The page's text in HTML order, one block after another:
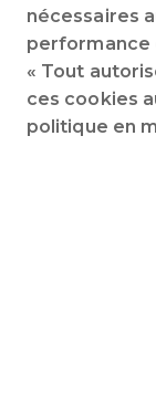
(minimum 1
Les arrivées
14h en haute
et les départs
La barriere
8h00, pour
possible en
nécessaires
performance
« Tout
ces cookies
politique en